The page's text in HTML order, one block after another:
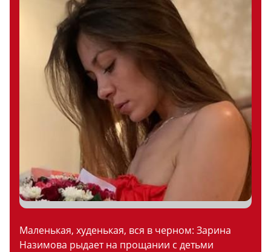
Маленькая, худенькая, вся в черном: Зарина
Назимова рыдает на прощании с детьми